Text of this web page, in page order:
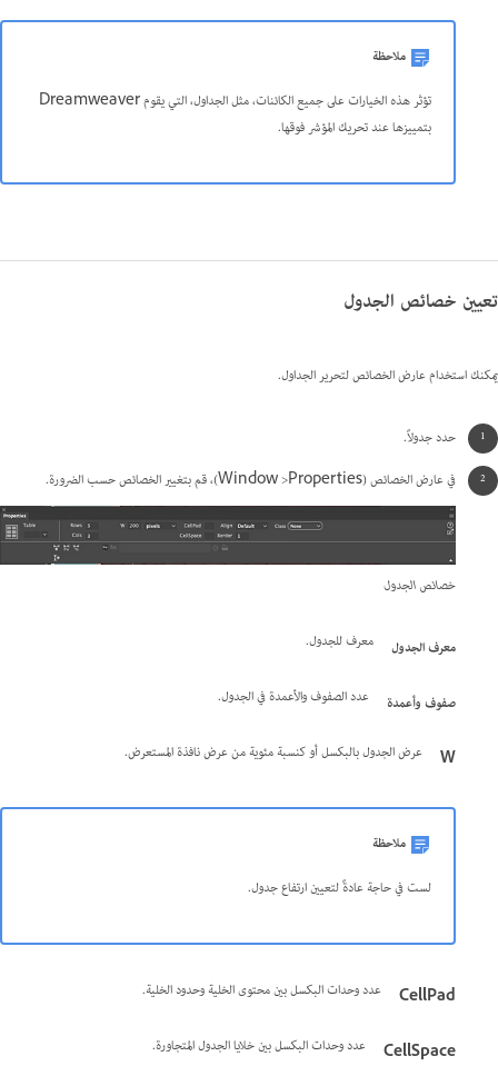
ملاحظة
تؤثر هذه الخيارات على جميع الكائنات، مثل الجداول، التي يقوم Dreamweaver
بتمييزها عند تحريك المؤشر فوقها.
تعيين خصائص الجدول
يمكنك استخدام عارض الخصائص لتحرير الجداول.
حدد جدولاً.
في عارض الخصائص ‏(Window >Properties)، قم بتغيير الخصائص حسب الضرورة.
خصائص الجدول
معرف الجدول معرف للجدول.
صفوف وأعمدة عدد الصفوف والأعمدة في الجدول.
W عرض الجدول بالبكسل أو كنسبة مئوية من عرض نافذة المستعرض.
ملاحظة
لست في حاجة عادةً لتعيين ارتفاع جدول.
CellPad عدد وحدات البكسل بين محتوى الخلية وحدود الخلية.
CellSpace عدد وحدات البكسل بين خلايا الجدول المتجاورة.